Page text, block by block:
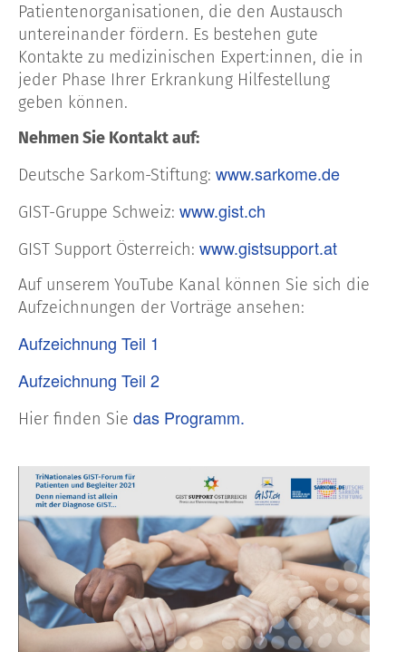
Patientenorganisationen, die den Austausch
untereinander fördern. Es bestehen gute
Kontakte zu medizinischen Expert:innen, die in
jeder Phase Ihrer Erkrankung Hilfestellung
geben können.
Nehmen Sie Kontakt auf:
Deutsche Sarkom-Stiftung: www.sarkome.de
GIST-Gruppe Schweiz: www.gist.ch
GIST Support Österreich: www.gistsupport.at
Auf unserem YouTube Kanal können Sie sich die
Aufzeichnungen der Vorträge ansehen:
Aufzeichnung Teil 1
Aufzeichnung Teil 2
Hier finden Sie das Programm.